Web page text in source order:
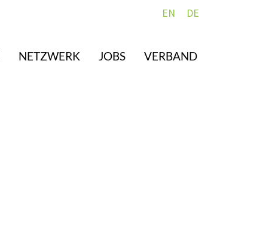
EN DE
NETZWERK JOBS VERBAND